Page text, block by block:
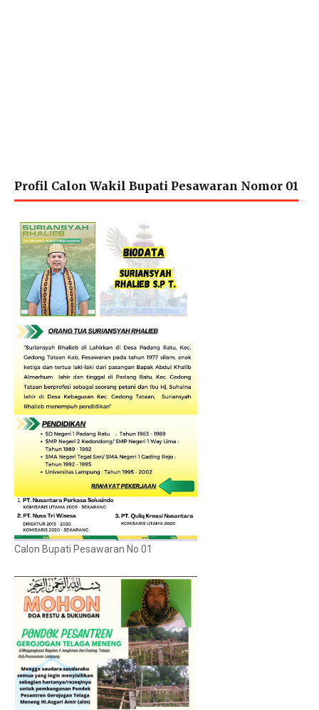
Profil Calon Wakil Bupati Pesawaran Nomor 01
Calon Bupati Pesawaran No 01